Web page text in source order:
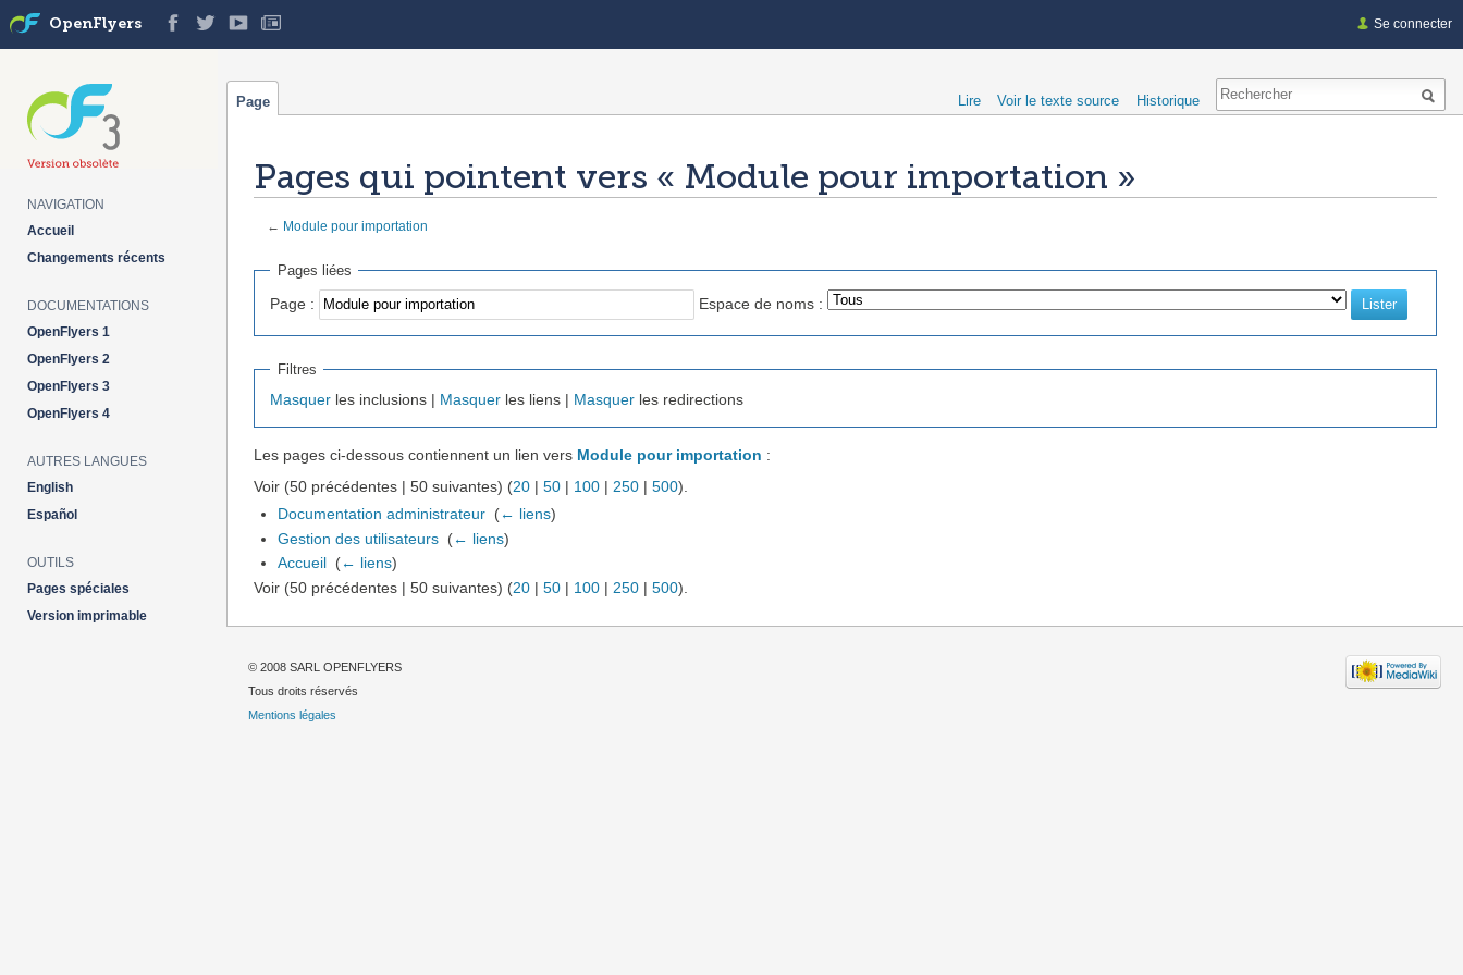
Pages qui pointent vers « Module pour importation »
← Module pour importation
Pages liées
Page : Espace de noms :
Filtres
Masquer les inclusions | Masquer les liens | Masquer les redirections
Les pages ci-dessous contiennent un lien vers Module pour importation :
Voir (50 précédentes | 50 suivantes) (20 | 50 | 100 | 250 | 500).
Documentation administrateur (← liens)
Gestion des utilisateurs (← liens)
Accueil (← liens)
Voir (50 précédentes | 50 suivantes) (20 | 50 | 100 | 250 | 500).
Se connecter
Page Lire Voir le texte source Historique
OpenFlyers
NAVIGATION
Accueil
Changements récents
DOCUMENTATIONS
OpenFlyers 1
OpenFlyers 2
OpenFlyers 3
OpenFlyers 4
AUTRES LANGUES
English
Español
OUTILS
Pages spéciales
Version imprimable
© 2008 SARL OPENFLYERS
Tous droits réservés
Mentions légales